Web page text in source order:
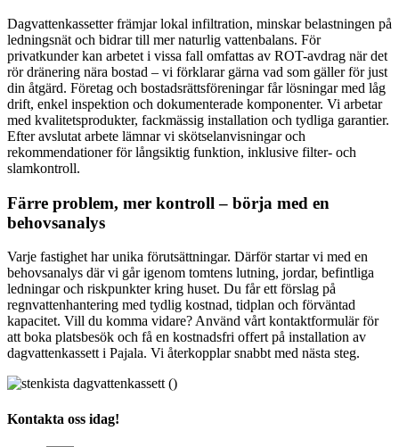
Dagvattenkassetter främjar lokal infiltration, minskar belastningen på
ledningsnät och bidrar till mer naturlig vattenbalans. För
privatkunder kan arbetet i vissa fall omfattas av ROT-avdrag när det
rör dränering nära bostad – vi förklarar gärna vad som gäller för just
din åtgärd. Företag och bostadsrättsföreningar får lösningar med låg
drift, enkel inspektion och dokumenterade komponenter. Vi arbetar
med kvalitetsprodukter, fackmässig installation och tydliga garantier.
Efter avslutat arbete lämnar vi skötselanvisningar och
rekommendationer för långsiktig funktion, inklusive filter- och
slamkontroll.
Färre problem, mer kontroll – börja med en
behovsanalys
Varje fastighet har unika förutsättningar. Därför startar vi med en
behovsanalys där vi går igenom tomtens lutning, jordar, befintliga
ledningar och riskpunkter kring huset. Du får ett förslag på
regnvattenhantering med tydlig kostnad, tidplan och förväntad
kapacitet. Vill du komma vidare? Använd vårt kontaktformulär för
att boka platsbesök och få en kostnadsfri offert på installation av
dagvattenkassett i Pajala. Vi återkopplar snabbt med nästa steg.
Kontakta oss idag!